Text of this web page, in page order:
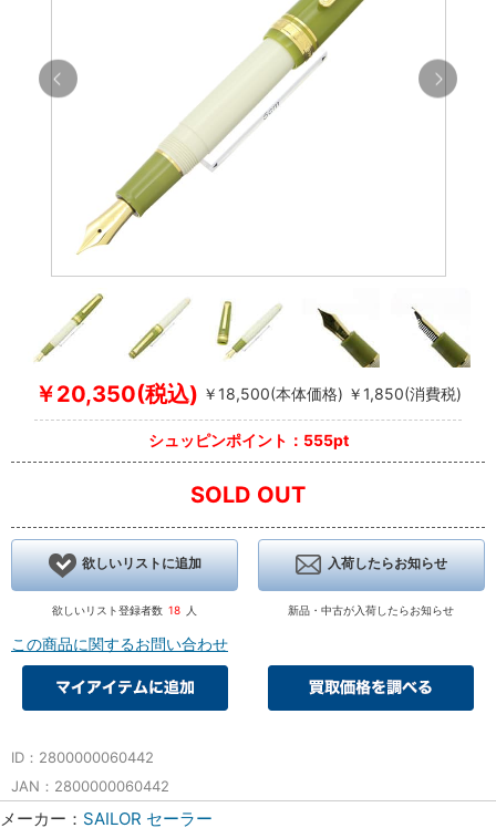
￥20,350(税込) ￥18,500(本体価格) ￥1,850(消費税)
シュッピンポイント：555pt
SOLD OUT
欲しいリストに追加
欲しいリスト登録者数 18 人
入荷したらお知らせ
新品・中古が入荷したらお知らせ
この商品に関するお問い合わせ
ID：2800000060442
JAN：2800000060442
メーカー： SAILOR セーラー